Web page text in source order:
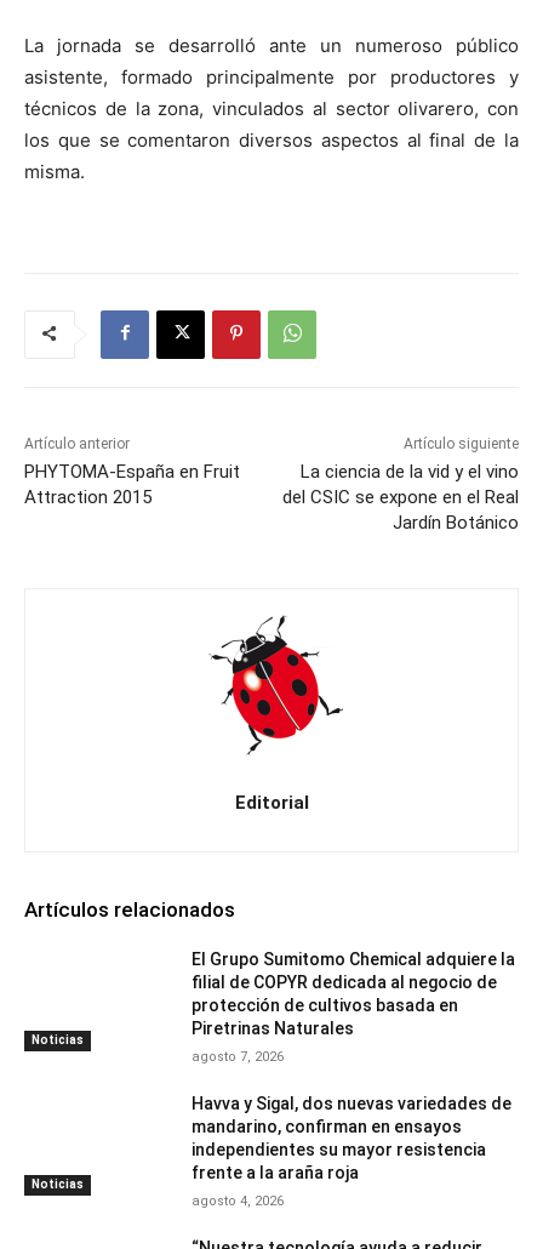
La jornada se desarrolló ante un numeroso público
asistente, formado principalmente por productores y
técnicos de la zona, vinculados al sector olivarero, con
los que se comentaron diversos aspectos al final de la
misma.
Artículo anterior
PHYTOMA-España en Fruit
Attraction 2015
Artículo siguiente
La ciencia de la vid y el vino
del CSIC se expone en el Real
Jardín Botánico
Editorial
Artículos relacionados
Noticias
El Grupo Sumitomo Chemical adquiere la
filial de COPYR dedicada al negocio de
protección de cultivos basada en
Piretrinas Naturales
agosto 7, 2026
Noticias
Havva y Sigal, dos nuevas variedades de
mandarino, confirman en ensayos
independientes su mayor resistencia
frente a la araña roja
agosto 4, 2026